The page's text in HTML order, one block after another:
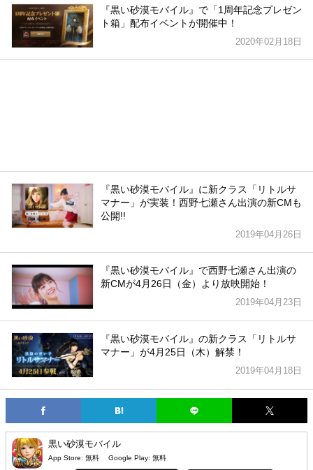
『黒い砂漠モバイル』で「1周年記念プレゼン
ト箱」配布イベントが開催中！
2020年02月18日
『黒い砂漠モバイル』に新クラス「リトルサ
マナー」が実装！西野七瀬さん出演の新CMも
公開!!
2019年04月26日
『黒い砂漠モバイル』で西野七瀬さん出演の
新CMが4月26日（金）より放映開始！
2019年04月23日
『黒い砂漠モバイル』の新クラス「リトルサ
マナー」が4月25日（木）解禁！
2019年04月18日
黒い砂漠モバイル
App Store: 無料 Google Play: 無料